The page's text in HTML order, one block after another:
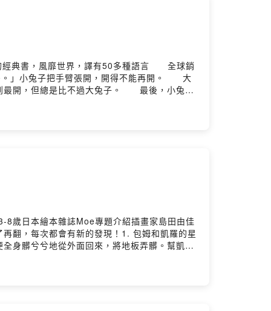
《電車來了噹噹噹》、《童話列車出發！》、
垃圾車，辛苦了！》、《冬天是什麼樣
繪本閱讀推廣人） 野貓軍團這次來到了冰王
汪汪老闆像包大人一樣出來審訓一番，要野貓
了，他們還因為小企鵝的加入，似乎升級為大
的冰淇淋，離開時在風雪交加的雪地，路倒
爸爸接送時，沒想到海裡忽然躍出了一頭大虎
犯難或是行俠仗義的小說。小企鵝逃走後去
所不能啊！每回都有不同行業職人的影子，野
更多詳細資料ISBN：9789863382140叢書系
學> 圖畫書> 童話/寓言本書分類：童書/青少
典書，風靡世界，譯有50多種語言 全球銷
小兔子把手臂張開，開得不能再開。 大
最開，但總是比不過大兔子。 最後，小兔子
愛、很愛一個人的時候，也許你會想把這種
」 ★入選美國收錄44部最重要圖畫書的
姆．麥克布雷尼筆下情感豐沛、充滿智
和灰色，展現的柔和視覺效果恰到好處，也更
事，毫無疑問是睡前故事的最佳選擇。
）★ 書中的小兔子是幼兒的傳神寫照。他們
誰比較愛誰，卻沒有勝敗之分，整個過程反而
特，山姆．麥克布雷尼畢業於著名學府三一
Jeram) 出生於英國樸資茅斯，安妮塔．婕朗
歲日本繪本雜誌Moe專題介紹插畫家島田由佳
翻，每次都會有新的發現！1. 包姆和凱羅的星
身髒兮兮地從外面回來，將地板弄髒。幫凱羅
凱羅、小班大夥兒一起坐車前往市場。市場?